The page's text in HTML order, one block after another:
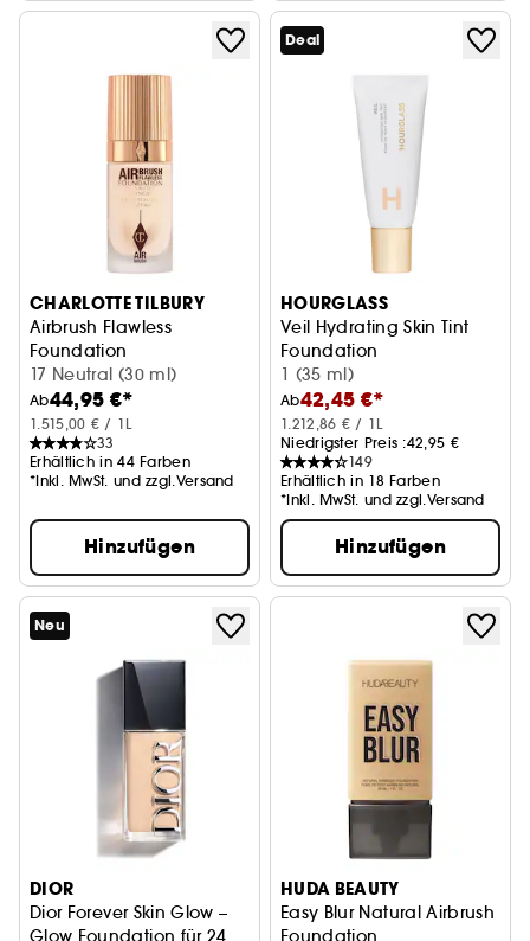
CHARLOTTE TILBURY
Airbrush Flawless
Foundation
Leichte Foundation mit hoher Deckkraft
17 Neutral (30 ml)
Ab44,95 €*
1.515,00 € / 1L
33
Erhältlich in 44 Farben
*Inkl. MwSt. und zzgl.Versand
Hinzufügen
Deal
HOURGLASS
Veil Hydrating Skin Tint
Foundation
1 (35 ml)
Ab42,45 €*
1.212,86 € / 1L
Niedrigster Preis :42,95 €
149
Erhältlich in 18 Farben
*Inkl. MwSt. und zzgl.Versand
Hinzufügen
Neu
DIOR
Dior Forever Skin Glow –
Glow Foundation für 24h
HUDA BEAUTY
Easy Blur Natural Airbrush
Foundation